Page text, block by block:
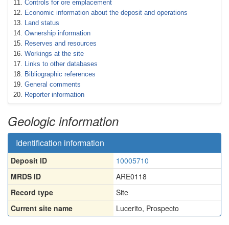
Controls for ore emplacement
Economic information about the deposit and operations
Land status
Ownership information
Reserves and resources
Workings at the site
Links to other databases
Bibliographic references
General comments
Reporter information
Geologic information
Identification information
Deposit ID
10005710
MRDS ID
ARE0118
Record type
Site
Current site name
Lucerito, Prospecto